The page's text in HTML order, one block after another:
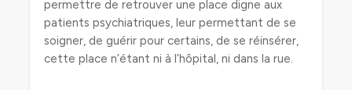
permettre de retrouver une place digne aux
patients psychiatriques, leur permettant de se
soigner, de guérir pour certains, de se réinsérer,
cette place n’étant ni à l’hôpital, ni dans la rue.